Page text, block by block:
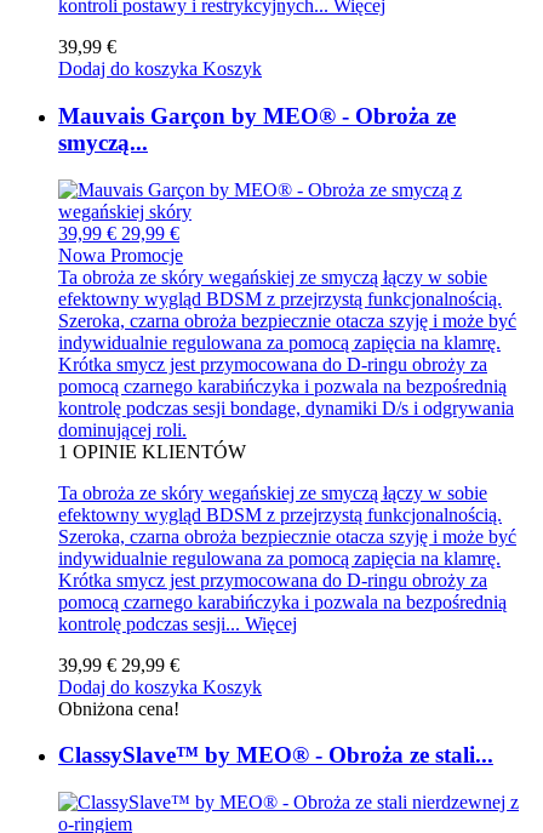
kontroli postawy i restrykcyjnych... Więcej
39,99 €
Dodaj do koszyka Koszyk
Mauvais Garçon by MEO® - Obroża ze
smyczą...
39,99 € 29,99 €
Nowa Promocje
Ta obroża ze skóry wegańskiej ze smyczą łączy w sobie
efektowny wygląd BDSM z przejrzystą funkcjonalnością.
Szeroka, czarna obroża bezpiecznie otacza szyję i może być
indywidualnie regulowana za pomocą zapięcia na klamrę.
Krótka smycz jest przymocowana do D-ringu obroży za
pomocą czarnego karabińczyka i pozwala na bezpośrednią
kontrolę podczas sesji bondage, dynamiki D/s i odgrywania
dominującej roli.
1 OPINIE KLIENTÓW
Ta obroża ze skóry wegańskiej ze smyczą łączy w sobie
efektowny wygląd BDSM z przejrzystą funkcjonalnością.
Szeroka, czarna obroża bezpiecznie otacza szyję i może być
indywidualnie regulowana za pomocą zapięcia na klamrę.
Krótka smycz jest przymocowana do D-ringu obroży za
pomocą czarnego karabińczyka i pozwala na bezpośrednią
kontrolę podczas sesji... Więcej
39,99 € 29,99 €
Dodaj do koszyka Koszyk
Obniżona cena!
ClassySlave™ by MEO® - Obroża ze stali...